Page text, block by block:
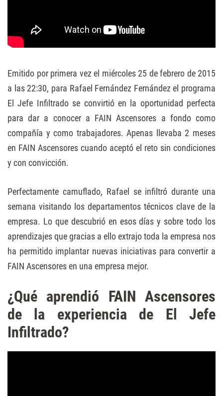
Emitido por primera vez el miércoles 25 de febrero de 2015
a las 22:30, para Rafael Fernández Fernández el programa
El Jefe Infiltrado se convirtió en la oportunidad perfecta
para dar a conocer a FAIN Ascensores a fondo como
compañía y como trabajadores. Apenas llevaba 2 meses
en FAIN Ascensores cuando aceptó el reto sin condiciones
y con convicción.
Perfectamente camuflado, Rafael se infiltró durante una
semana visitando los departamentos técnicos clave de la
empresa. Lo que descubrió en esos días y sobre todo los
aprendizajes que gracias a ello extrajo toda la empresa nos
ha permitido implantar nuevas iniciativas para convertir a
FAIN Ascensores en una empresa mejor.
¿Qué aprendió FAIN Ascensores
de la experiencia de El Jefe
Infiltrado?